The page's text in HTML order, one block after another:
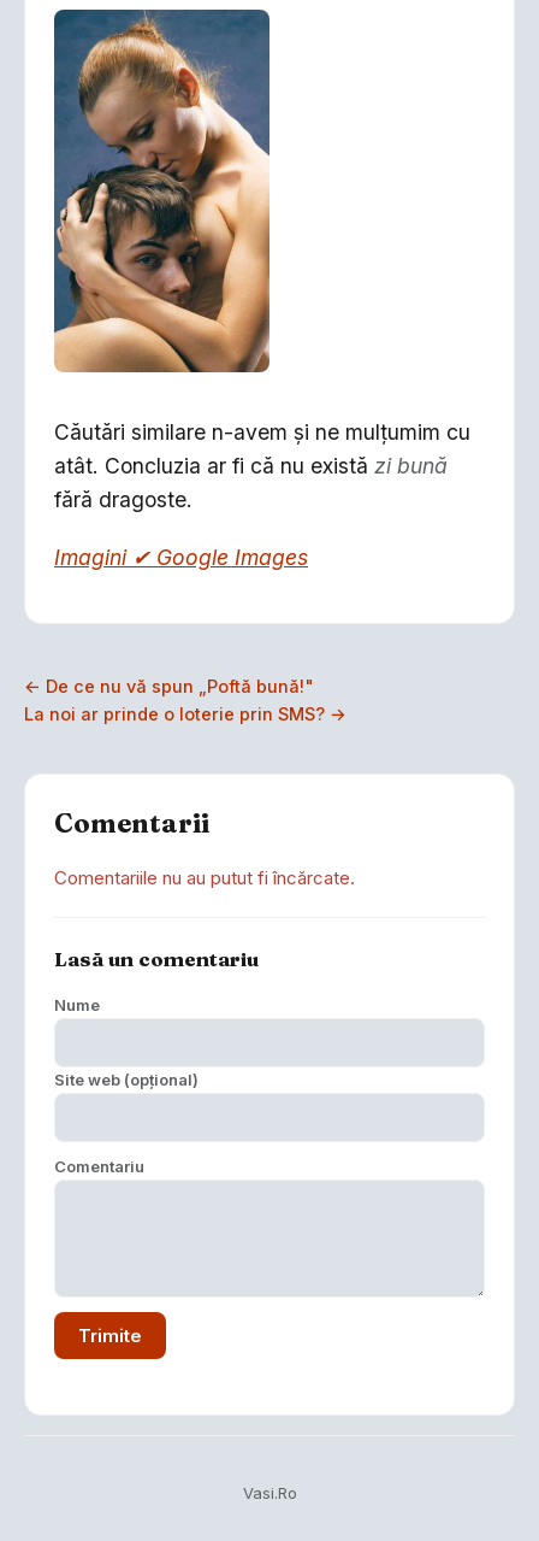
Căutări similare n-avem şi ne mulţumim cu
atât. Concluzia ar fi că nu există zi bună
fără dragoste.
Imagini ✔ Google Images
← De ce nu vă spun „Poftă bună!"
La noi ar prinde o loterie prin SMS? →
Comentarii
Comentariile nu au putut fi încărcate.
Lasă un comentariu
Nume
Site web (opțional)
Comentariu
Trimite
Vasi.Ro